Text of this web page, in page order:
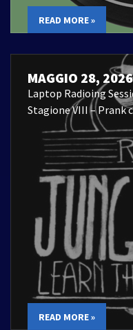
READ MORE »
MAGGIO 28, 2026
Laptop Radioing
Stagione VIII – Prank
READ MORE »